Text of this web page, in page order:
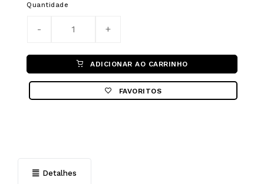
Quantidade
ADICIONAR AO CARRINHO
FAVORITOS
Detalhes